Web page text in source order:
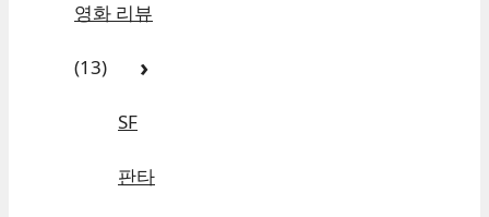
영화 리뷰
(13)
SF
판타